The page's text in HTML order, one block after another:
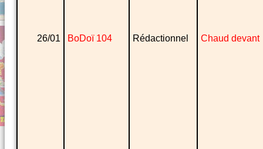
26/01 BoDoï 104 Rédactionnel Chaud devant